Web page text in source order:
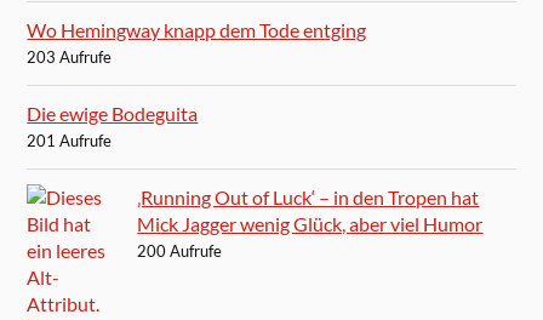
Wo Hemingway knapp dem Tode entging
203 Aufrufe
Die ewige Bodeguita
201 Aufrufe
‚Running Out of Luck‘ – in den Tropen hat
Mick Jagger wenig Glück, aber viel Humor
200 Aufrufe